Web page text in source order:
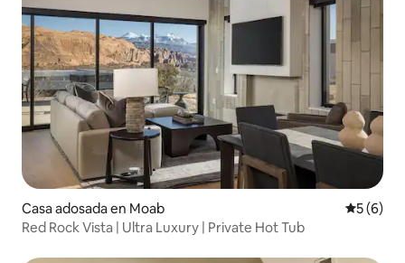
Casa adosada en Moab
5 (6)
Red Rock Vista | Ultra Luxury | Private Hot Tub